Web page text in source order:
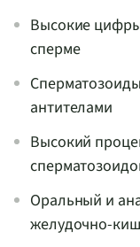
Высокие
сперме
антителами
Высокий
Оральный и
желудочно-